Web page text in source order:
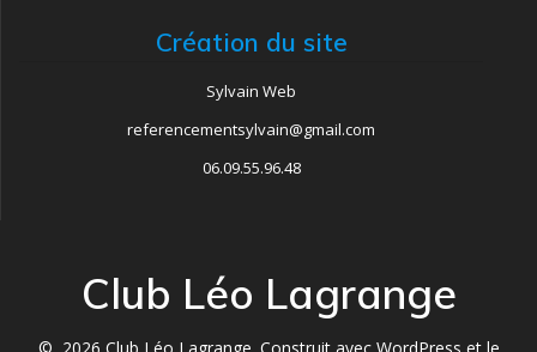
Création du site
Sylvain Web
referencementsylvain@gmail.com
06.09.55.96.48
Club Léo Lagrange